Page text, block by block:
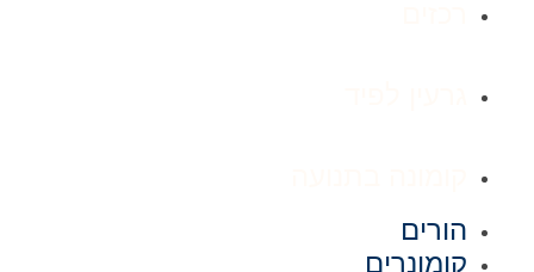
הורים
קומונרים